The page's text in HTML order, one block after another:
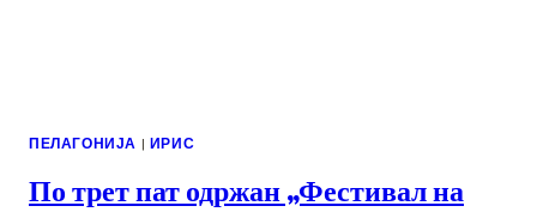
ПЕЛАГОНИЈА | ИРИС
По трет пат одржан „Фестивал на